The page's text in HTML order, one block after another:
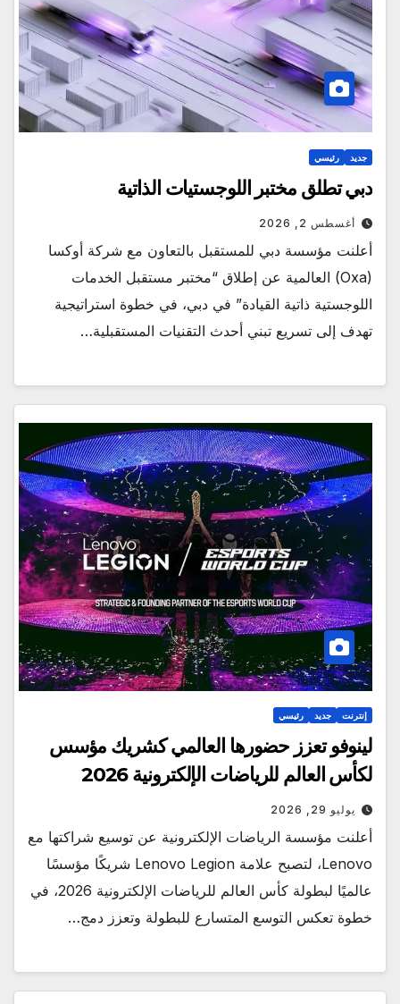
جديد رئيسي
دبي تطلق مختبر اللوجستيات الذاتية
أغسطس 2, 2026
أعلنت مؤسسة دبي للمستقبل بالتعاون مع شركة أوكسا
(Oxa) العالمية عن إطلاق “مختبر مستقبل الخدمات
اللوجستية ذاتية القيادة” في دبي، في خطوة استراتيجية
تهدف إلى تسريع تبني أحدث التقنيات المستقبلية…
إنترنت جديد رئيسي
لينوفو تعزز حضورها العالمي كشريك مؤسس
لكأس العالم للرياضات الإلكترونية 2026
يوليو 29, 2026
أعلنت مؤسسة الرياضات الإلكترونية عن توسيع شراكتها مع
Lenovo، لتصبح علامة Lenovo Legion شريكًا مؤسسًا
عالميًا لبطولة كأس العالم للرياضات الإلكترونية 2026، في
خطوة تعكس التوسع المتسارع للبطولة وتعزز دمج…